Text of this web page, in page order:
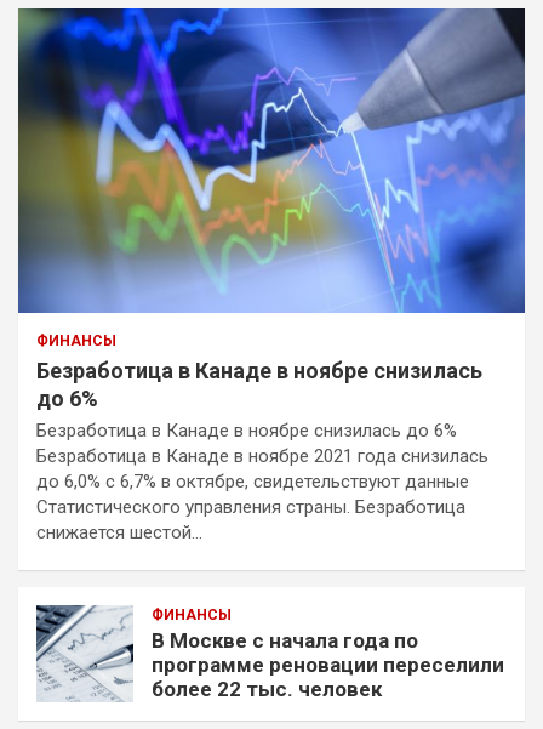
ФИНАНСЫ
Безработица в Канаде в ноябре снизилась
до 6%
Безработица в Канаде в ноябре снизилась до 6%
Безработица в Канаде в ноябре 2021 года снизилась
до 6,0% с 6,7% в октябре, свидетельствуют данные
Статистического управления страны. Безработица
снижается шестой…
ФИНАНСЫ
В Москве с начала года по
программе реновации переселили
более 22 тыс. человек